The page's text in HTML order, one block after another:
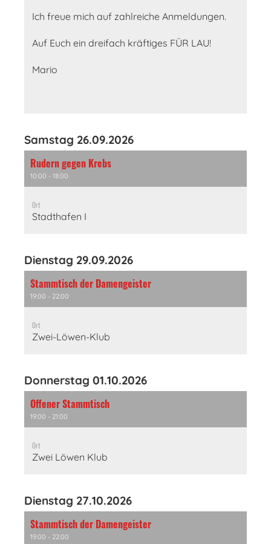
Ich freue mich auf zahlreiche Anmeldungen.
Auf Euch ein dreifach kräftiges FÜR LAU!
Mario
Samstag 26.09.2026
Rudern gegen Krebs
10:00 - 18:00
Ort
Stadthafen I
Dienstag 29.09.2026
Stammtisch der Damengeister
19:00 - 22:00
Ort
Zwei-Löwen-Klub
Donnerstag 01.10.2026
Offener Stammtisch
19:00 - 21:00
Ort
Zwei Löwen Klub
Dienstag 27.10.2026
Stammtisch der Damengeister
19:00 - 22:00